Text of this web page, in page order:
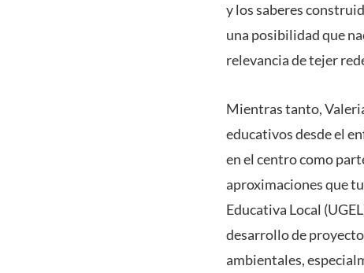
y los saberes
una posibilidad que
relevancia de tejer
Mientras tanto,
educativos desde el
en el centro como
aproximaciones que
Educativa Local
desarrollo de
ambientales,